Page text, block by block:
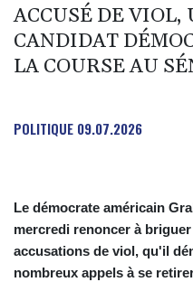
ACCUSÉ DE
CANDIDAT
LA COURSE AU
POLITIQUE 09.07.2026
Le démocrate américain
mercredi renoncer à
accusations de viol, qu'il
nombreux appels à se